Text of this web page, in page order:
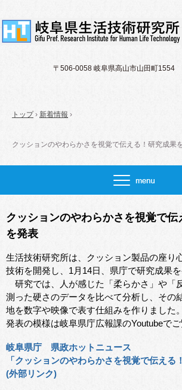
〒506-0058 岐阜県高山市山田町1554
トップ › 新着情報 ›
クッションのやわらかさを視覚で伝える！研究成果
クッションのやわらかさを視覚で伝
を発表
生活技術研究所は、クッション製品の座り
技術を開発し、1月14日、県庁で研究成果を
研究では、人が感じた「柔らかさ」や「
測った硬さのデータを比べて分析し、その
地を数字や映像で表す仕組みを作りました。
発表の模様は岐阜県庁広報課のYoutubeでご
岐阜県庁 県政ホットニュース
「クッションのやわらかさを視覚で伝える
(外部リンク)